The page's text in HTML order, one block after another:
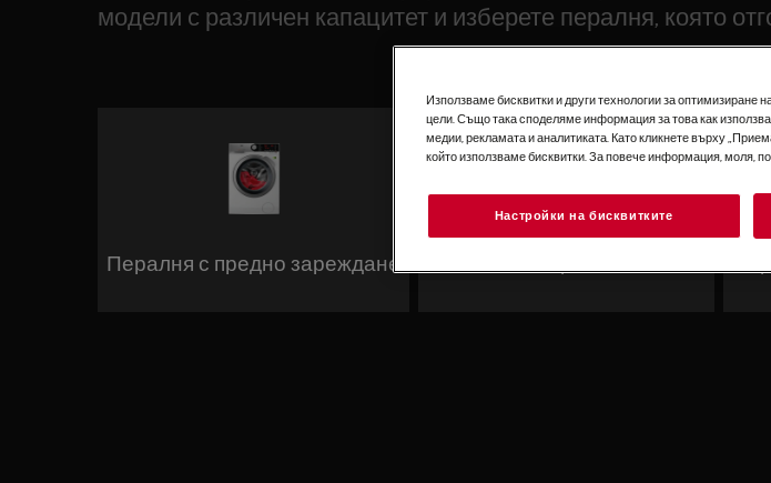
модели с различен капацитет и изберете пералня, която
Пералня с предно зареждане
Използваме бисквитки и други технологии за оптимизиране
цели. Също така споделяме информация за това как
медии, рекламата и аналитиката. Като кликнете върху
който използваме бисквитки. За повече информация, моля,
Настройки на бисквитките